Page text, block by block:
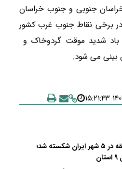
جنوبی و جنوب خراسان
برخی نقاط جنوب غرب کشور
شدید موقت گردوخاک و
می شود.
رکورد گرمای بی‌سابقه در ۵ شهر ایران شکسته شد؛